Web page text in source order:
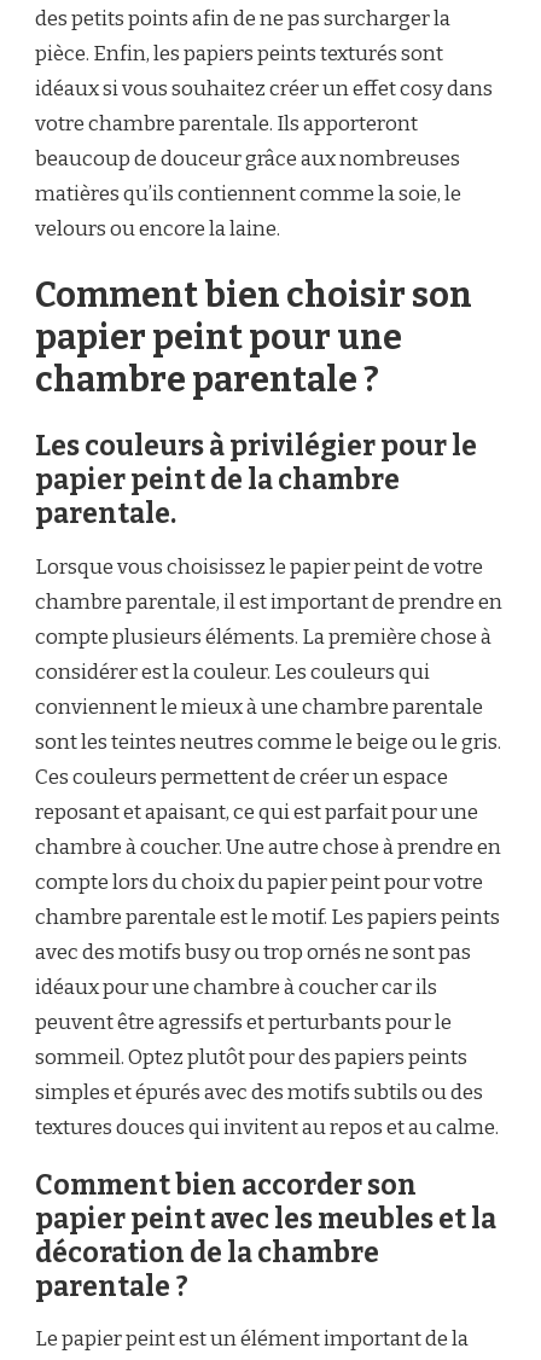
des petits points afin de ne pas surcharger la
pièce. Enfin, les papiers peints texturés sont
idéaux si vous souhaitez créer un effet cosy dans
votre chambre parentale. Ils apporteront
beaucoup de douceur grâce aux nombreuses
matières qu’ils contiennent comme la soie, le
velours ou encore la laine.
Comment bien choisir son
papier peint pour une
chambre parentale ?
Les couleurs à privilégier pour le
papier peint de la chambre
parentale.
Lorsque vous choisissez le papier peint de votre
chambre parentale, il est important de prendre en
compte plusieurs éléments. La première chose à
considérer est la couleur. Les couleurs qui
conviennent le mieux à une chambre parentale
sont les teintes neutres comme le beige ou le gris.
Ces couleurs permettent de créer un espace
reposant et apaisant, ce qui est parfait pour une
chambre à coucher. Une autre chose à prendre en
compte lors du choix du papier peint pour votre
chambre parentale est le motif. Les papiers peints
avec des motifs busy ou trop ornés ne sont pas
idéaux pour une chambre à coucher car ils
peuvent être agressifs et perturbants pour le
sommeil. Optez plutôt pour des papiers peints
simples et épurés avec des motifs subtils ou des
textures douces qui invitent au repos et au calme.
Comment bien accorder son
papier peint avec les meubles et la
décoration de la chambre
parentale ?
Le papier peint est un élément important de la